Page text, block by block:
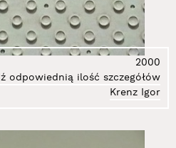
2000
odpowiednią ilość szczegółów
Krenz Igor